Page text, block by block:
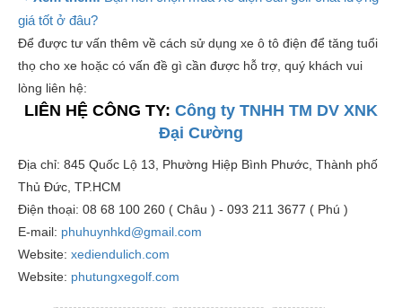
giá tốt ở đâu?
Để được tư vấn thêm về cách sử dụng xe ô tô điện để tăng tuổi
thọ cho xe hoặc có vấn đề gì cần được hỗ trợ, quý khách vui
lòng liên hệ:
LIÊN HỆ CÔNG TY: Công ty TNHH TM DV XNK
Đại Cường
Địa chỉ: 845 Quốc Lộ 13, Phường Hiệp Bình Phước, Thành phố
Thủ Đức, TP.HCM
Điện thoại: 08 68 100 260 ( Châu ) - 093 211 3677 ( Phú )
E-mail: phuhuynhkd@gmail.com
Website: xediendulich.com
Website: phutungxegolf.com